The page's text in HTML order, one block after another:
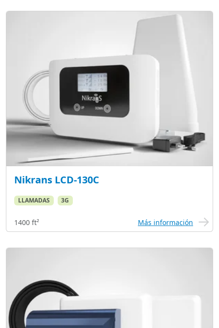
Nikrans LCD-130C
LLAMADAS 3G
1400 ft² Más información